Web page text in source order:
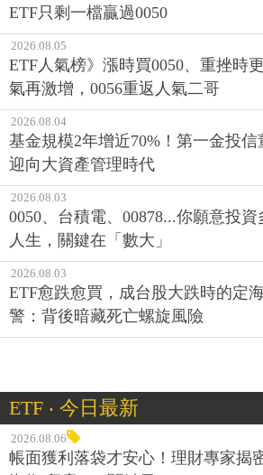
ETF只剩一檔贏過0050
2026.08.05
ETF人氣榜》漲時買0050、重挫時
氣再激增，0056重返人氣二哥
2026.08.04
基金規模2年增近70%！第一金投
迎向大資產管理時代
2026.08.03
0050、台積電、00878...你願意投
人生，關鍵在「數大」
2026.08.03
ETF愈跌愈買，成台股大跌時的定
警：背後暗藏死亡螺旋風險
ETF ‧ 今日最新
2026.08.06
帳面獲利落袋才安心！理財專家揭